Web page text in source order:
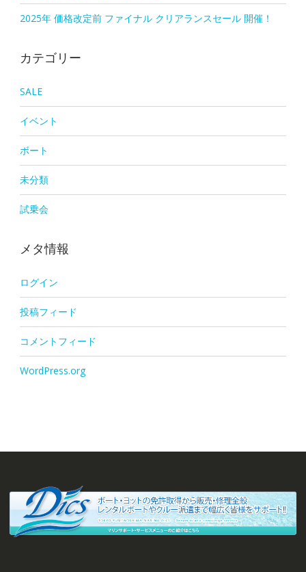
2025年 価格改定前 ファイナル クリアランスセール 開催！
カテゴリー
SALE
イベント
ボート
未分類
試乗会
メタ情報
ログイン
投稿フィード
コメントフィード
WordPress.org